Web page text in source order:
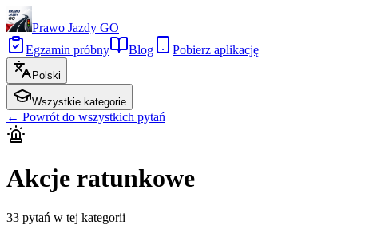
Prawo Jazdy GO
Egzamin próbny
Blog Pobierz aplikację
Polski
Wszystkie kategorie
← Powrót do wszystkich pytań
Akcje ratunkowe
33 pytań w tej kategorii